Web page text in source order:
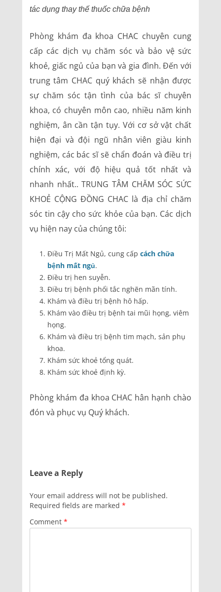
tác dụng thay thế thuốc chữa bệnh
Phòng khám đa khoa CHAC chuyên cung
cấp các dịch vụ chăm sóc và bảo vệ sức
khoẻ, giấc ngủ của bạn và gia đình. Đến với
trung tâm CHAC quý khách sẽ nhận được
sự chăm sóc tận tình của bác sĩ chuyên
khoa, có chuyên môn cao, nhiều năm kinh
nghiệm, ân cần tận tụy. Với cơ sở vật chất
hiện đại và đội ngũ nhân viên giàu kinh
nghiệm, các bác sĩ sẽ chẩn đoán và điều trị
chính xác, với độ hiệu quả tốt nhất và
nhanh nhất.. TRUNG TÂM CHĂM SÓC SỨC
KHOẺ CỘNG ĐỒNG CHAC là địa chỉ chăm
sóc tin cậy cho sức khỏe của bạn. Các dịch
vụ hiện nay của chúng tôi:
Điều Trị Mất Ngủ, cung cấp cách chữa
bệnh mất ngủ.
Điều trị hen suyễn.
Điều trị bệnh phổi tắc nghẽn mãn tính.
Khám và điều trị bệnh hô hấp.
Khám vào điều trị bệnh tai mũi họng, viêm
họng.
Khám và điều trị bệnh tim mạch, sản phụ
khoa.
Khám sức khoẻ tổng quát.
Khám sức khoẻ định kỳ.
Phòng khám đa khoa CHAC hân hạnh chào
đón và phục vụ Quý khách.
Leave a Reply
Your email address will not be published.
Required fields are marked *
Comment *